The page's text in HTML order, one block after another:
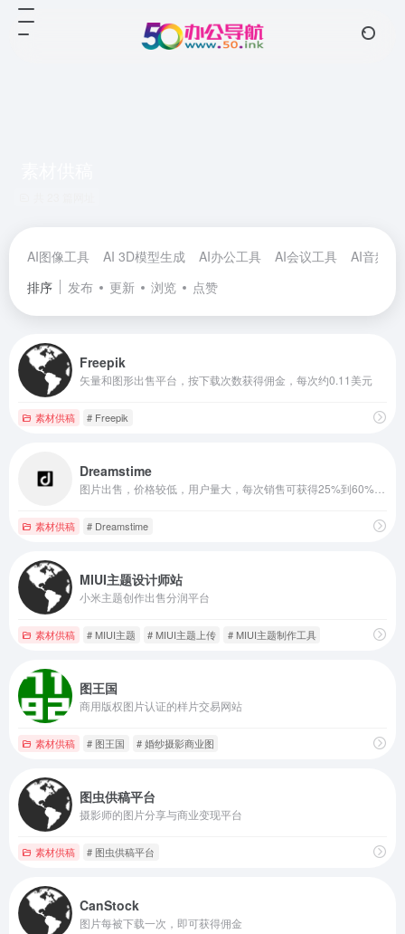
AI图像工具 AI 3D模型生成 AI办公工具 AI会议工具
AI音频工
排序
发布 更新 浏览 点赞
Freepik
矢量和图形出售平台，按下载次数获得佣金，每次约0.11美元
素材供稿 # Freepik
Dreamstime
素材供稿 # Dreamstime
MIUI主题设计师站
小米主题创作出售分润平台
素材供稿 # MIUI主题 # MIUI主题上传 # MIUI主题制作工具
图王国
商用版权图片认证的样片交易网站
素材供稿 # 图王国 # 婚纱摄影商业图
图虫供稿平台
摄影师的图片分享与商业变现平台
素材供稿 # 图虫供稿平台
CanStock
图片每被下载一次，即可获得佣金